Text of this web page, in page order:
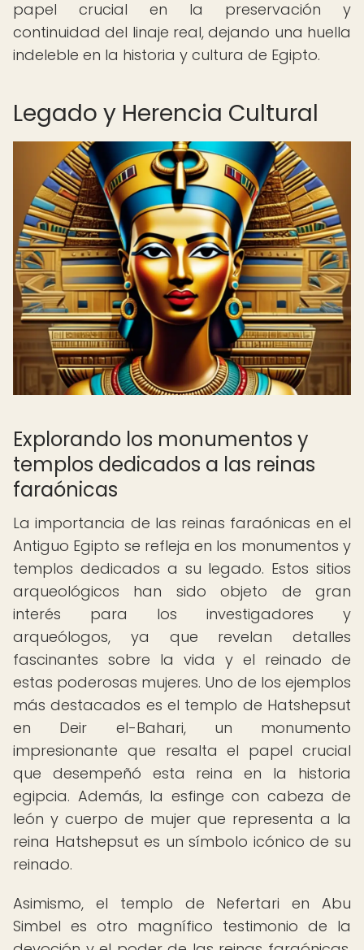
papel crucial en la preservación y
continuidad del linaje real, dejando una huella
indeleble en la historia y cultura de Egipto.
Legado y Herencia Cultural
Explorando los monumentos y
templos dedicados a las reinas
faraónicas
La importancia de las reinas faraónicas en el
Antiguo Egipto se refleja en los monumentos y
templos dedicados a su legado. Estos sitios
arqueológicos han sido objeto de gran
interés para los investigadores y
arqueólogos, ya que revelan detalles
fascinantes sobre la vida y el reinado de
estas poderosas mujeres. Uno de los ejemplos
más destacados es el templo de Hatshepsut
en Deir el-Bahari, un monumento
impresionante que resalta el papel crucial
que desempeñó esta reina en la historia
egipcia. Además, la esfinge con cabeza de
león y cuerpo de mujer que representa a la
reina Hatshepsut es un símbolo icónico de su
reinado.
Asimismo, el templo de Nefertari en Abu
Simbel es otro magnífico testimonio de la